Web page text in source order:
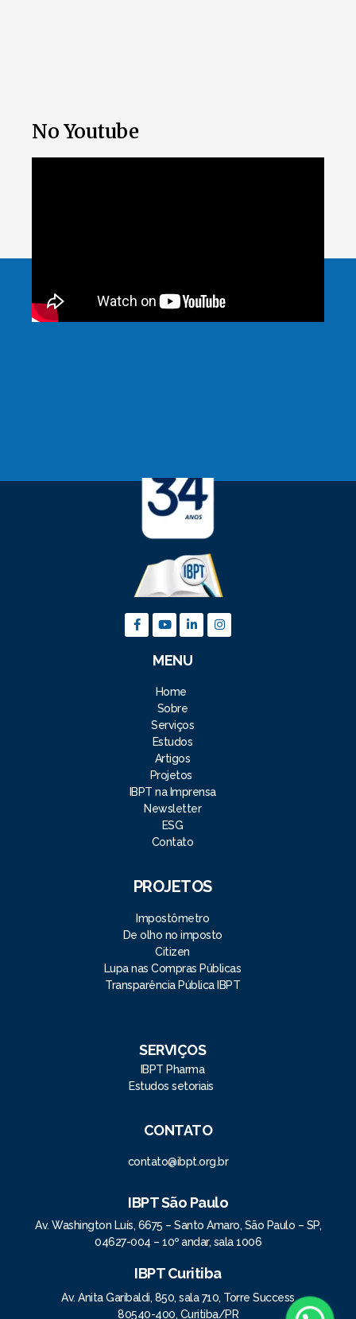
No Youtube
MENU
Home
Sobre
Serviços
Estudos
Artigos
Projetos
IBPT na Imprensa
Newsletter
ESG
Contato
PROJETOS
Impostômetro
De olho no imposto
Citizen
Lupa nas Compras Públicas
Transparência Pública IBPT
SERVIÇOS
IBPT Pharma
Estudos setoriais
CONTATO
contato@ibpt.org.br
IBPT São Paulo
Av. Washington Luís, 6675 – Santo Amaro, São Paulo – SP,
04627-004 – 10º andar, sala 1006
IBPT Curitiba
Av. Anita Garibaldi, 850, sala 710, Torre Success
80540-400, Curitiba/PR